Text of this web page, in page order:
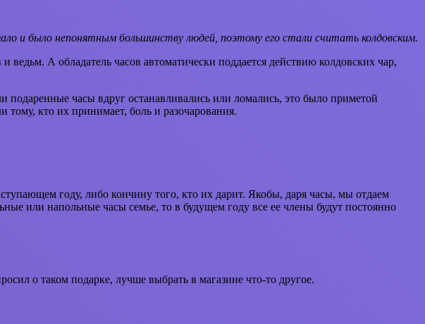
и было непонятным большинству людей, поэтому его стали считать колдовским.
А обладатель часов автоматически поддается действию колдовских чар,
часы вдруг останавливались или ломались, это было приметой
кто их принимает, боль и разочарования.
году, либо кончину того, кто их дарит. Якобы, даря часы, мы отдаем
или напольные часы семье, то в будущем году все ее члены будут постоянно
о таком подарке, лучше выбрать в магазине что-то другое.